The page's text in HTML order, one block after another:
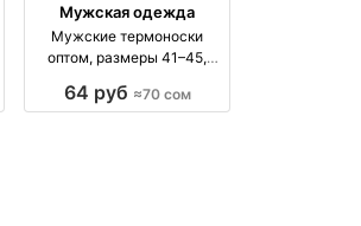
Мужская одежда
Мужские термоноски
оптом, размеры 41–45,
производство Киргизия
64 руб ≈70 сом